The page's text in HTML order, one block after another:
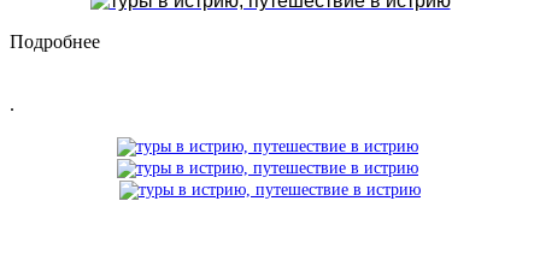
Подробнее
.